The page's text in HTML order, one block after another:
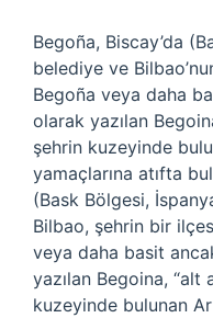
Begoña, Biscay’da
belediye ve
Begoña veya daha
olarak yazılan
şehrin kuzeyinde
yamaçlarına atıfta
(Bask Bölgesi,
Bilbao, şehrin bir
veya daha basit
yazılan Begoina, “alt
kuzeyinde bulunan